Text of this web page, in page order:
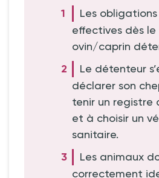
Les
effectives dès le
ovin/caprin
Le détenteur
déclarer son
tenir un registre
et à choisir un
sanitaire.
Les animaux
correctement